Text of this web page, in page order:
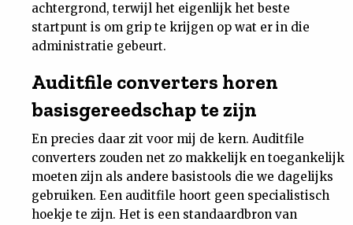
Nieuwsbrief
achtergrond, terwijl het eigenlijk het beste
startpunt is om grip te krijgen op wat er in die
administratie gebeurt.
Auditfile converters horen
basisgereedschap te zijn
En precies daar zit voor mij de kern. Auditfile
converters zouden net zo makkelijk en toegankelijk
moeten zijn als andere basistools die we dagelijks
gebruiken. Een auditfile hoort geen specialistisch
hoekje te zijn. Het is een standaardbron van